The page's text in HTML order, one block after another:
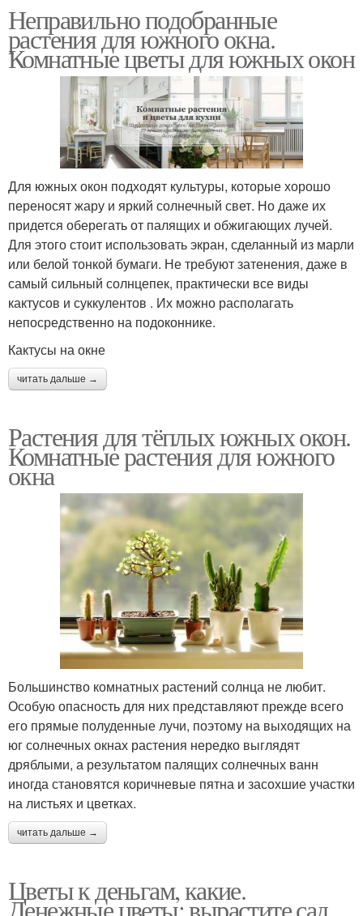
Неправильно подобранные
растения для южного окна.
Комнатные цветы для южных окон
Для южных окон подходят культуры, которые хорошо
переносят жару и яркий солнечный свет. Но даже их
придется оберегать от палящих и обжигающих лучей.
Для этого стоит использовать экран, сделанный из марли
или белой тонкой бумаги. Не требуют затенения, даже в
самый сильный солнцепек, практически все виды
кактусов и суккулентов . Их можно располагать
непосредственно на подоконнике.
Кактусы на окне
читать дальше →
Растения для тёплых южных окон.
Комнатные растения для южного
окна
Большинство комнатных растений солнца не любит.
Особую опасность для них представляют прежде всего
его прямые полуденные лучи, поэтому на выходящих на
юг солнечных окнах растения нередко выглядят
дряблыми, а результатом палящих солнечных ванн
иногда становятся коричневые пятна и засохшие участки
на листьях и цветках.
читать дальше →
Цветы к деньгам, какие.
Денежные цветы: вырастите сад,